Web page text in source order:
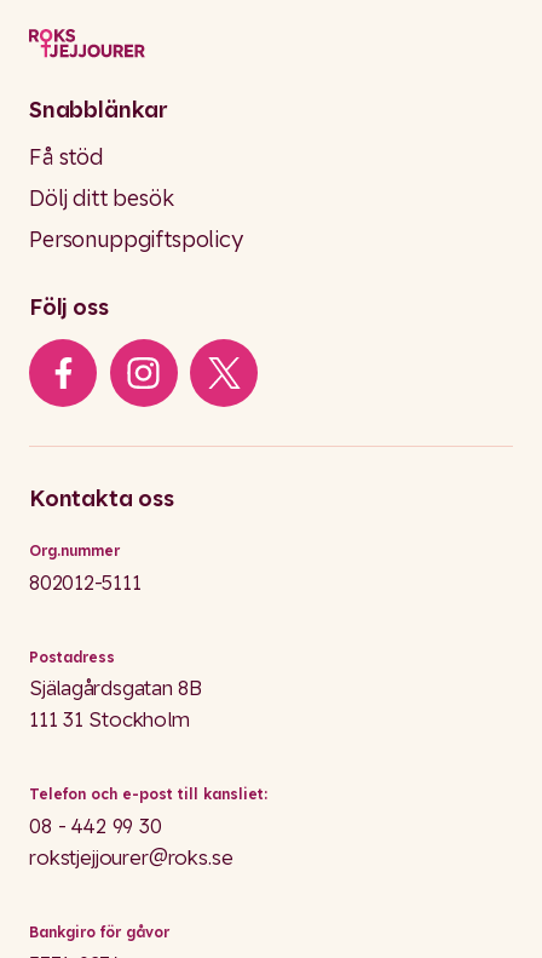
Snabblänkar
Få stöd
Dölj ditt besök
Personuppgiftspolicy
Följ oss
Kontakta oss
Org.nummer
802012-5111
Postadress
Själagårdsgatan 8B
111 31 Stockholm
Telefon och e-post till kansliet:
08 - 442 99 30
rokstjejjourer@roks.se
Bankgiro för gåvor